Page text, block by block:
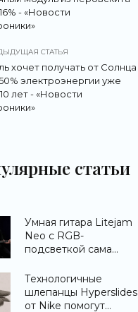
- «Новости
СТАТЬЯ
хочет получать от Солнца
электроэнергии уже
лет - «Новости
статьи
Умная гитара Litejam
Neo с RGB-
подсветкой сама
«Гаджеты»
Технологичные
шлепанцы Hyperslides
от Nike помогут